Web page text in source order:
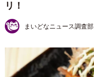
リ！
まいどなニュース調査部